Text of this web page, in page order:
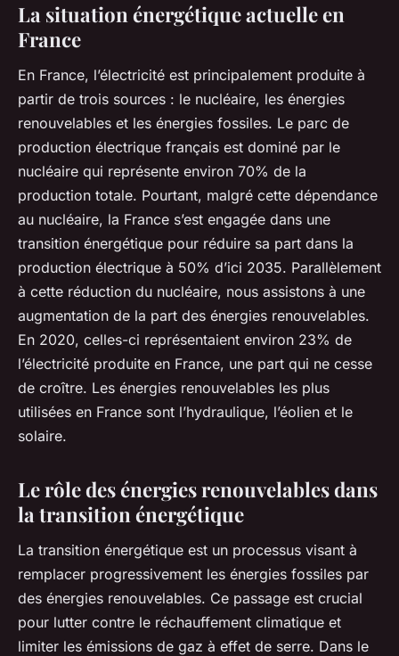
La situation énergétique actuelle en
France
En France, l’électricité est principalement produite à
partir de trois sources : le nucléaire, les énergies
renouvelables et les énergies fossiles. Le parc de
production électrique français est dominé par le
nucléaire qui représente environ 70% de la
production totale. Pourtant, malgré cette dépendance
au nucléaire, la France s’est engagée dans une
transition énergétique pour réduire sa part dans la
production électrique à 50% d’ici 2035. Parallèlement
à cette réduction du nucléaire, nous assistons à une
augmentation de la part des énergies renouvelables.
En 2020, celles-ci représentaient environ 23% de
l’électricité produite en France, une part qui ne cesse
de croître. Les énergies renouvelables les plus
utilisées en France sont l’hydraulique, l’éolien et le
solaire.
Le rôle des énergies renouvelables dans
la transition énergétique
La transition énergétique est un processus visant à
remplacer progressivement les énergies fossiles par
des énergies renouvelables. Ce passage est crucial
pour lutter contre le réchauffement climatique et
limiter les émissions de gaz à effet de serre. Dans le